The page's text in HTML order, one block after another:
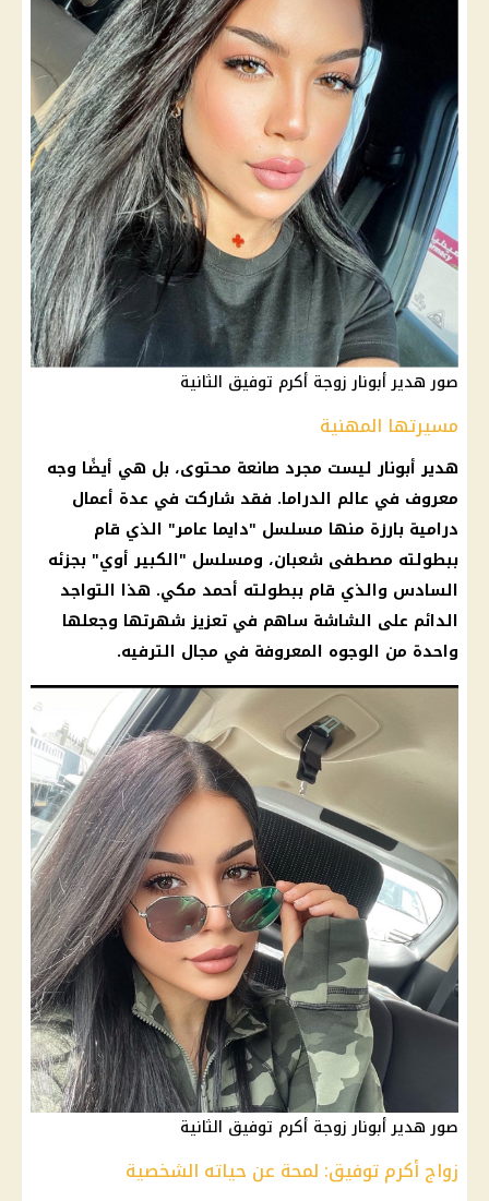
صور هدير أبونار زوجة أكرم توفيق الثانية
مسيرتها المهنية
هدير أبونار ليست مجرد صانعة محتوى، بل هي أيضًا وجه
معروف في عالم الدراما. فقد شاركت في عدة أعمال
درامية بارزة منها مسلسل "دايما عامر" الذي قام
ببطولته مصطفى شعبان، ومسلسل "الكبير أوي" بجزئه
السادس والذي قام ببطولته أحمد مكي. هذا التواجد
الدائم على الشاشة ساهم في تعزيز شهرتها وجعلها
واحدة من الوجوه المعروفة في مجال الترفيه.
صور هدير أبونار زوجة أكرم توفيق الثانية
زواج أكرم توفيق: لمحة عن حياته الشخصية